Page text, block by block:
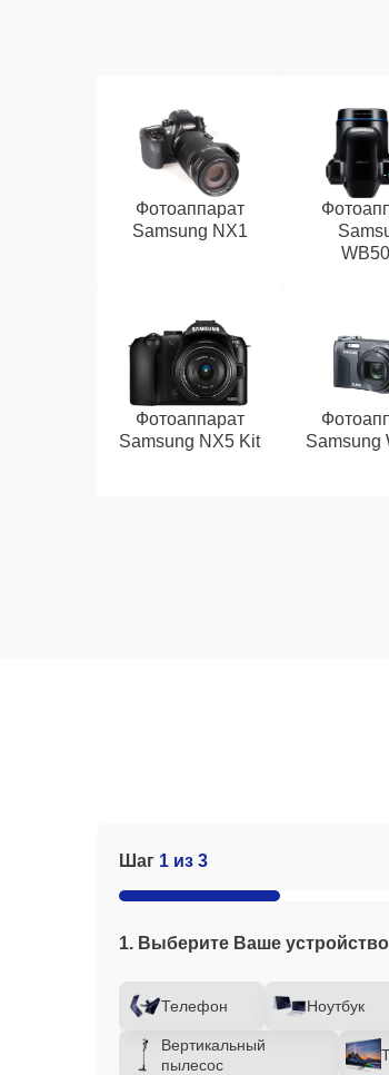
Фотоаппарат
Samsung NX1
Фотоаппарат
Samsung NX5 Kit
Samsung
Шаг 1 из 3
1. Выберите Ваше устройство
Телефон Ноутбук
Вертикальный
пылесос